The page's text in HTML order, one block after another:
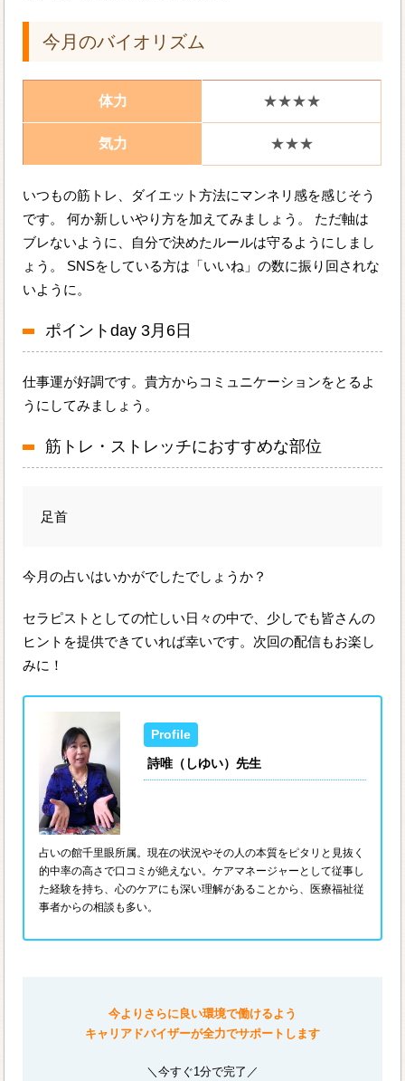
今月のバイオリズム
体力 ★★★★
気力 ★★★
いつもの筋トレ、ダイエット方法にマンネリ感を感じそう
です。 何か新しいやり方を加えてみましょう。 ただ軸は
ブレないように、自分で決めたルールは守るようにしまし
ょう。 SNSをしている方は「いいね」の数に振り回されな
いように。
ポイントday 3月6日
仕事運が好調です。貴方からコミュニケーションをとるよ
うにしてみましょう。
筋トレ・ストレッチにおすすめな部位
足首
今月の占いはいかがでしたでしょうか？
セラピストとしての忙しい日々の中で、少しでも皆さんの
ヒントを提供できていれば幸いです。次回の配信もお楽し
みに！
詩唯（しゆい）先生
占いの館千里眼所属。現在の状況やその人の本質をピタリと見抜く
的中率の高さで口コミが絶えない。ケアマネージャーとして従事し
た経験を持ち、心のケアにも深い理解があることから、医療福祉従
事者からの相談も多い。
今よりさらに良い環境で働けるよう
キャリアドバイザーが全力でサポートします
＼今すぐ1分で完了／